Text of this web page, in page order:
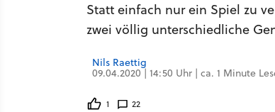
Statt einfach nur ein Spiel zu
zwei völlig unterschiedliche
Nils Raettig
09.04.2020 | 14:50 Uhr | ca. 1 Minute
1 22